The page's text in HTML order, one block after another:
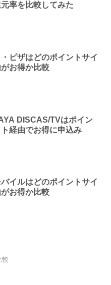
率を比較してみた
・ピザはどのポイントサイ
がお得か比較
DISCAS/TVはポイン
ト経由でお得に申込み
イルはどのポイントサイ
がお得か比較
較